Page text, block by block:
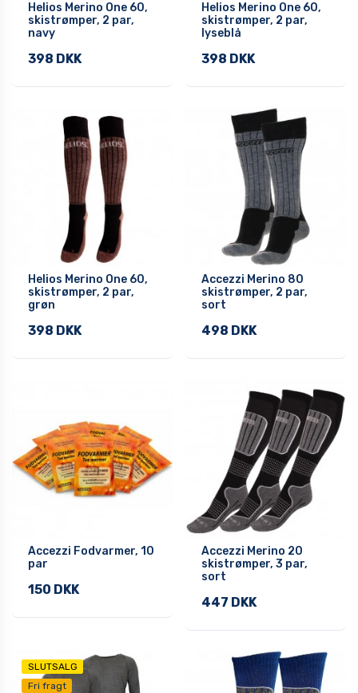
Helios Merino One 60,
skistrømper, 2 par,
navy
398 DKK
Helios Merino One 60,
skistrømper, 2 par,
lyseblå
398 DKK
Helios Merino One 60,
skistrømper, 2 par,
grøn
398 DKK
Accezzi Merino 80
skistrømper, 2 par,
sort
498 DKK
Accezzi Fodvarmer, 10
par
150 DKK
Accezzi Merino 20
skistrømper, 3 par,
sort
447 DKK
SLUTSALG
Fri fragt